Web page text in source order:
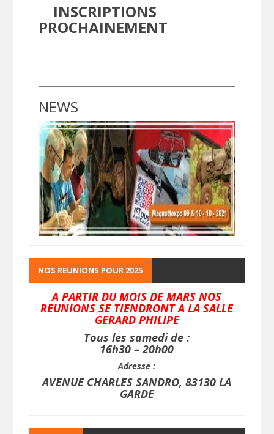
INSCRIPTIONS
PROCHAINEMENT
NEWS
NOS REUNIONS POUR 2025
A PARTIR DU MOIS DE MARS NOS
REUNIONS SE TIENDRONT A LA SALLE
GERARD PHILIPE
Tous les samedi de :
16h30 – 20h00
Adresse :
AVENUE CHARLES SANDRO, 83130 LA
GARDE